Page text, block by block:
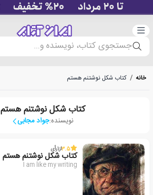
دسته‌بندی
جستجوی کتاب، نویسنده و...
خانه / کتاب شکل نوشتنم هستم
کتاب شکل نوشتنم هستم
نویسنده:جواد مجابی
3.5از1رأی
کتاب شکل نوشتنم هستم
I am like my writing